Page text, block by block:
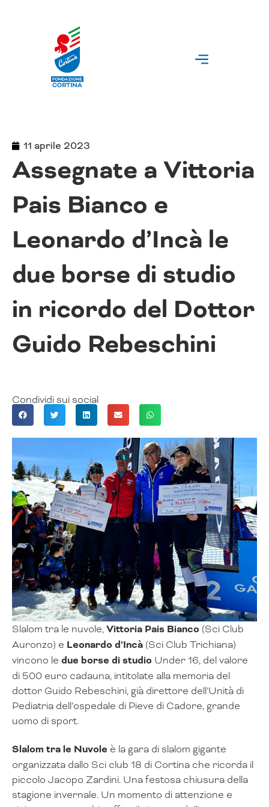
11 aprile 2023
Assegnate a Vittoria
Pais Bianco e
Leonardo d’Incà le
due borse di studio
in ricordo del Dottor
Guido Rebeschini
Condividi sui social
Slalom tra le nuvole,Vittoria Pais Bianco (Sci Club
Auronzo) e Leonardo d’Incà (Sci Club Trichiana)
vincono le due borse di studio Under 16, del valore
di 500 euro cadauna, intitolate alla memoria del
dottor Guido Rebeschini, già direttore dell’Unità di
Pediatria dell’ospedale di Pieve di Cadore, grande
uomo di sport.
Slalom tra le Nuvole è la gara di slalom gigante
organizzata dallo Sci club 18 di Cortina che ricorda il
piccolo Jacopo Zardini. Una festosa chiusura della
stagione invernale. Un momento di attenzione e